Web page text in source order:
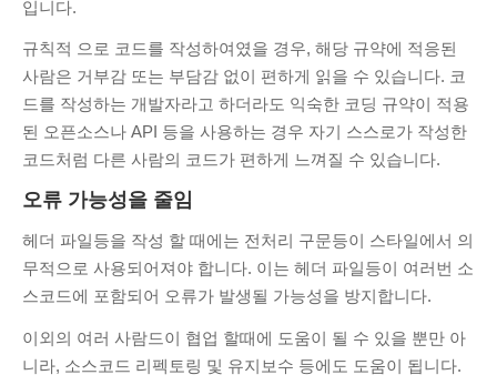
안녕하세요. 사용...
KIM Hyeok valgrind...
Valgrind 사용법· 1 year ago
조영범프록시 서버 아직도...
year ago
ss 잘사용중인데 오류가...
PDF JPG변환 사이트
2 years ago
입니다.
규칙적 으로 코드를 작성하여였을 경우, 해당 규약에 적응된
사람은 거부감 또는 부담감 없이 편하게 읽을 수 있습니다. 코
드를 작성하는 개발자라고 하더라도 익숙한 코딩 규약이 적용
된 오픈소스나 API 등을 사용하는 경우 자기 스스로가 작성한
코드처럼 다른 사람의 코드가 편하게 느껴질 수 있습니다.
오류 가능성을 줄임
헤더 파일등을 작성 할 때에는 전처리 구문등이 스타일에서 의
무적으로 사용되어져야 합니다. 이는 헤더 파일등이 여러번 소
스코드에 포함되어 오류가 발생될 가능성을 방지합니다.
이외의 여러 사람드이 협업 할때에 도움이 될 수 있을 뿐만 아
니라, 소스코드 리펙토링 및 유지보수 등에도 도움이 됩니다.